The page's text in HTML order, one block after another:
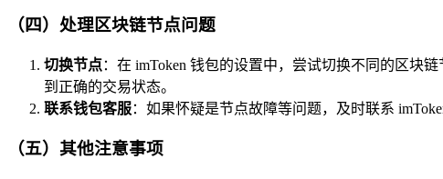
（四）处理区块链节点问题
切换节点：在 imToken 钱包的设置中，尝试切换不同的区块
到正确的交易状态。
联系钱包客服：如果怀疑是节点故障等问题，及时联系
（五）其他注意事项